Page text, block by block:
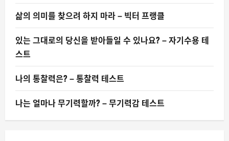
삶의 의미를 찾으려 하지 마라 – 빅터 프랭클
있는 그대로의 당신을 받아들일 수 있나요? – 자기수용 테
스트
나의 통찰력은? – 통찰력 테스트
나는 얼마나 무기력할까? – 무기력감 테스트